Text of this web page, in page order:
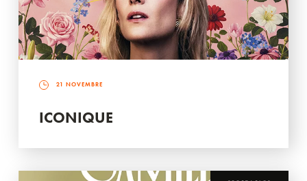
21 NOVEMBRE
ICONIQUE